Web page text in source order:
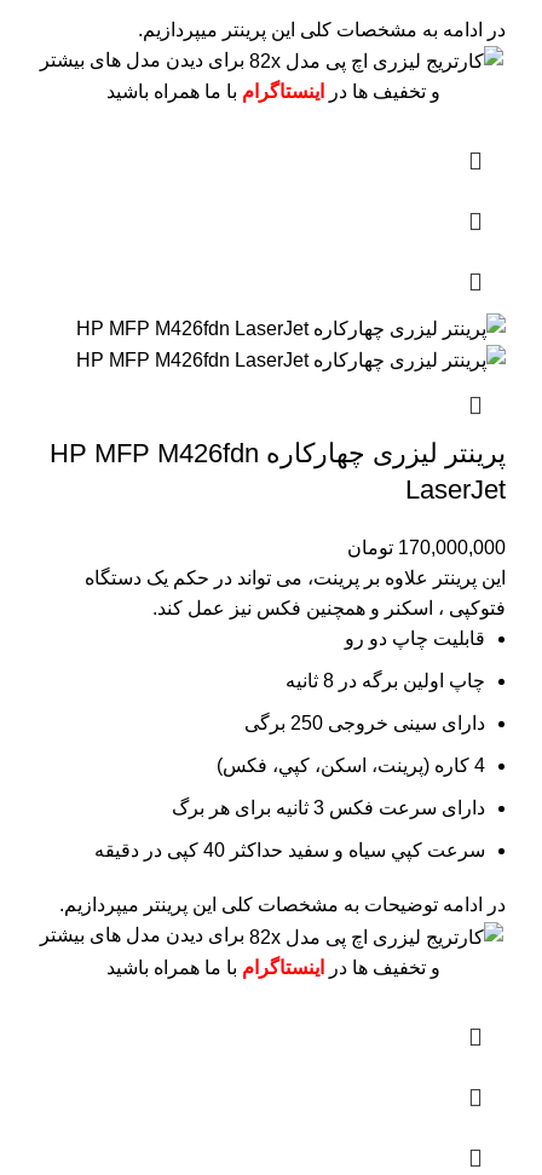
در ادامه به مشخصات کلی این پرینتر میپردازیم.
برای دیدن مدل های بیشتر
و تخفیف ها در
اینستاگرام با ما همراه باشید
پرینتر لیزری چهارکاره HP MFP M426fdn
LaserJet
170,000,000 تومان
این پرینتر علاوه بر پرینت، می تواند در حکم یک دستگاه
فتوکپی ، اسکنر و همچنین فکس نیز عمل کند.
قابلیت چاپ دو رو
چاپ اولین برگه در 8 ثانیه
دارای سینی خروجی 250 برگی
4 کاره (پرينت، اسکن، کپي، فکس)
دارای سرعت فکس 3 ثانیه برای هر برگ
سرعت کپي سياه و سفيد حداکثر 40 کپی در دقیقه
در ادامه توضیحات به مشخصات کلی این پرینتر میپردازیم.
برای دیدن مدل های بیشتر
و تخفیف ها در
اینستاگرام با ما همراه باشید